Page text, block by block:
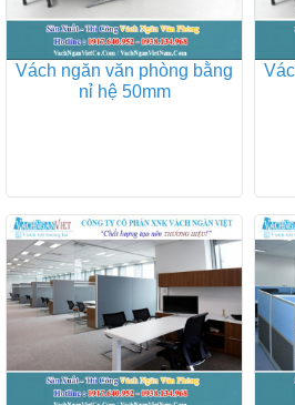
Vách ngăn văn phòng bằng
nỉ hệ 50mm